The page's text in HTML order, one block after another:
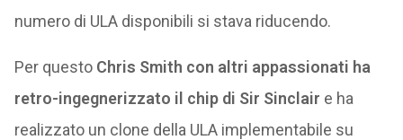
numero di ULA disponibili si stava riducendo.
Per questo Chris Smith con altri appassionati ha
retro-ingegnerizzato il chip di Sir Sinclair e ha
realizzato un clone della ULA implementabile su